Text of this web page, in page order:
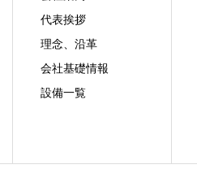
代表挨拶
理念、沿革
会社基礎情報
設備一覧